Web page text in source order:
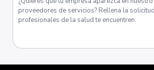
proveedores de servicios? Rellena la
profesionales de la salud te encuentren.